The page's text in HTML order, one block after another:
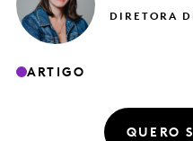
DIRETORA
ARTIGO
QUERO